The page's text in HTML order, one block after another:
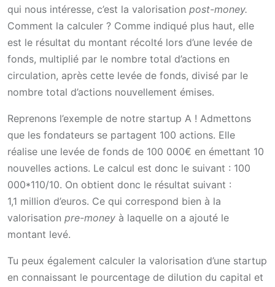
qui nous intéresse, c’est la valorisation post-money.
Comment la calculer ? Comme indiqué plus haut, elle
est le résultat du montant récolté lors d’une levée de
fonds, multiplié par le nombre total d’actions en
circulation, après cette levée de fonds, divisé par le
nombre total d’actions nouvellement émises.
Reprenons l’exemple de notre startup A ! Admettons
que les fondateurs se partagent 100 actions. Elle
réalise une levée de fonds de 100 000€ en émettant 10
nouvelles actions. Le calcul est donc le suivant : 100
000*110/10. On obtient donc le résultat suivant :
1,1 million d’euros. Ce qui correspond bien à la
valorisation pre-money à laquelle on a ajouté le
montant levé.
Tu peux également calculer la valorisation d’une startup
en connaissant le pourcentage de dilution du capital et